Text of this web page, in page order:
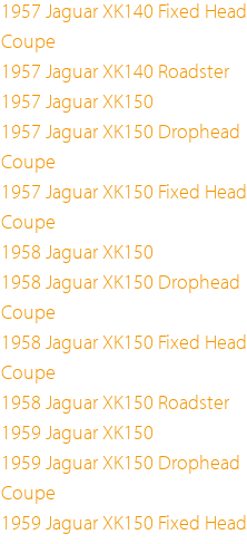
1957 Jaguar XK140 Fixed Head
Coupe
1957 Jaguar XK140 Roadster
1957 Jaguar XK150
1957 Jaguar XK150 Drophead
Coupe
1957 Jaguar XK150 Fixed Head
Coupe
1958 Jaguar XK150
1958 Jaguar XK150 Drophead
Coupe
1958 Jaguar XK150 Fixed Head
Coupe
1958 Jaguar XK150 Roadster
1959 Jaguar XK150
1959 Jaguar XK150 Drophead
Coupe
1959 Jaguar XK150 Fixed Head